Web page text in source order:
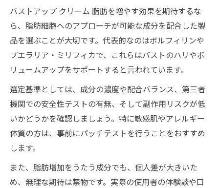
バストアップ クリーム 脂肪を増やす効果を期待するな
ら、脂肪細胞へのアプローチが可能な成分を配合した製
品を選ぶことが大切です。代表的なのはボルフィリンや
プエラリア・ミリフィカで、これらはバストのハリやボ
リュームアップをサポートすると言われています。
選定基準としては、成分の濃度や配合バランス、第三者
機関での安全性テストの有無、そして副作用リスクが低
いかどうかを確認しましょう。特に敏感肌やアレルギー
体質の方は、事前にパッチテストを行うことをおすすめ
します。
また、脂肪増加をうたう成分でも、個人差が大きいた
め、無理な期待は禁物です。実際の使用者の体験談や口